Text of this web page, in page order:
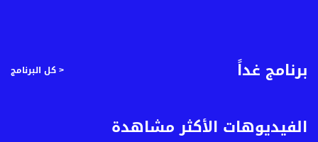
برنامج غداً < كل البرنامج
الفيديوهات الأكثر مشاهدة